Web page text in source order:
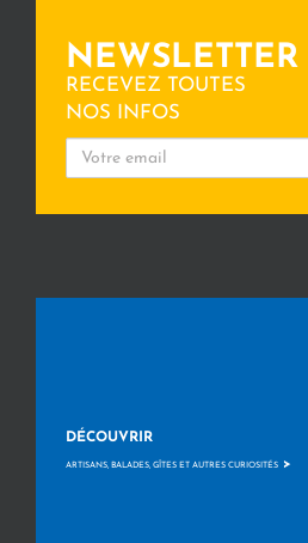
NEWSLETTER
RECEVEZ TOUTES
NOS INFOS
DÉCOUVRIR
ARTISANS, BALADES, GÎTES ET AUTRES CURIOSITÉS >